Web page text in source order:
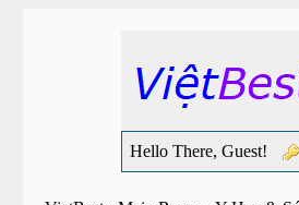
Hello There, Guest!